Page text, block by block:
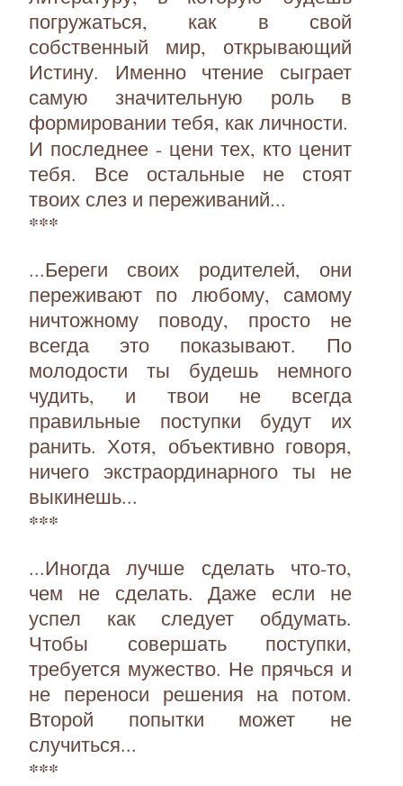
погружаться, как в свой
собственный мир, открывающий
Истину. Именно чтение сыграет
самую значительную роль в
формировании тебя, как личности.
И последнее - цени тех, кто ценит
тебя. Все остальные не стоят
твоих слез и переживаний...
***
...Береги своих родителей, они
переживают по любому, самому
ничтожному поводу, просто не
всегда это показывают. По
молодости ты будешь немного
чудить, и твои не всегда
правильные поступки будут их
ранить. Хотя, объективно говоря,
ничего экстраординарного ты не
выкинешь...
***
...Иногда лучше сделать что-то,
чем не сделать. Даже если не
успел как следует обдумать.
Чтобы совершать поступки,
требуется мужество. Не прячься и
не переноси решения на потом.
Второй попытки может не
случиться...
***